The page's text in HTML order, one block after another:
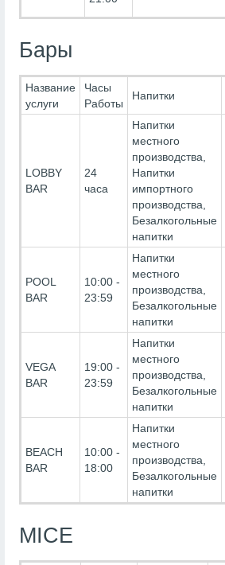
Бары
Название
услуги
Часы
Работы
Напитки
LOBBY
BAR
24
часа
Напитки
местного
производства,
Напитки
импортного
производства,
Безалкогольные
напитки
POOL
BAR
10:00 -
23:59
Напитки
местного
производства,
Безалкогольные
напитки
VEGA
BAR
19:00 -
23:59
Напитки
местного
производства,
Безалкогольные
напитки
BEACH
BAR
10:00 -
18:00
Напитки
местного
производства,
Безалкогольные
напитки
MICE